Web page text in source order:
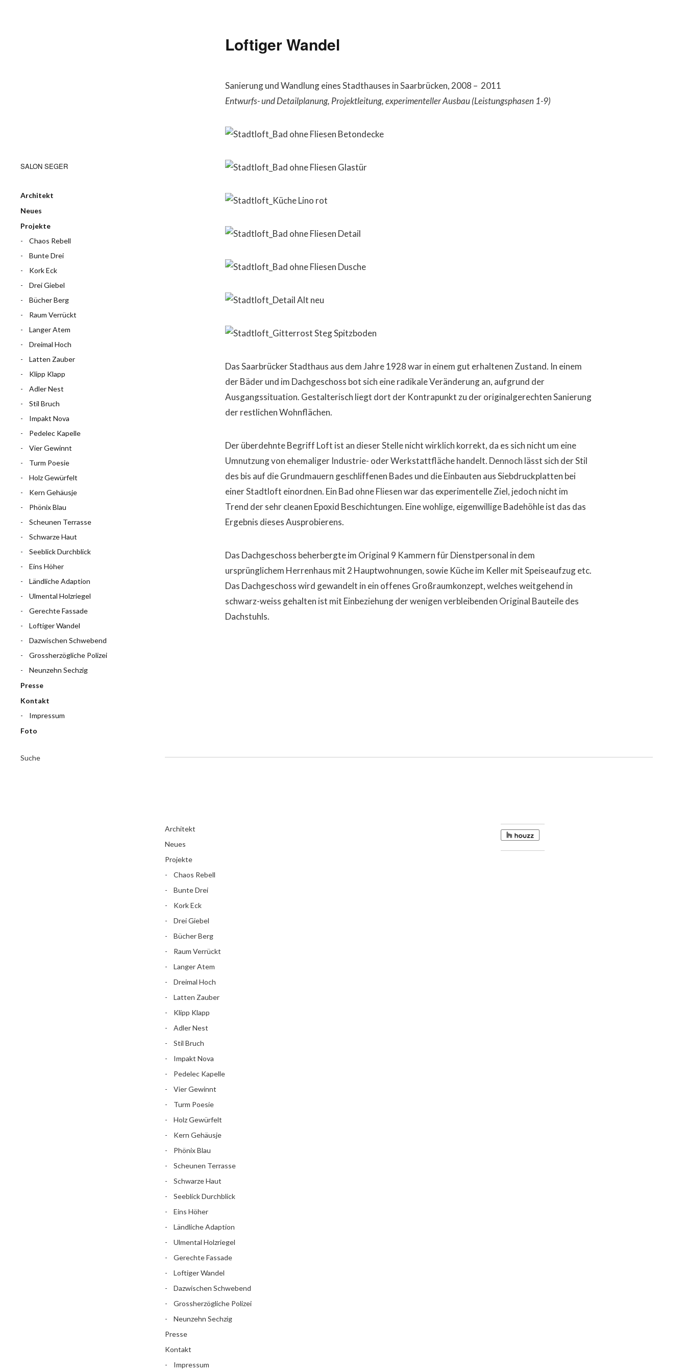
SALON SEGER
Architekt
Neues
Projekte
Chaos Rebell
Bunte Drei
Kork Eck
Drei Giebel
Bücher Berg
Raum Verrückt
Langer Atem
Dreimal Hoch
Latten Zauber
Klipp Klapp
Adler Nest
Stil Bruch
Impakt Nova
Pedelec Kapelle
Vier Gewinnt
Turm Poesie
Holz Gewürfelt
Kern Gehäusje
Phönix Blau
Scheunen Terrasse
Schwarze Haut
Seeblick Durchblick
Eins Höher
Ländliche Adaption
Ulmental Holzriegel
Gerechte Fassade
Loftiger Wandel
Dazwischen Schwebend
Grossherzögliche Polizei
Neunzehn Sechzig
Presse
Kontakt
Impressum
Foto
Suche
Loftiger Wandel
Sanierung und Wandlung eines Stadthauses in Saarbrücken, 2008 – 2011
Entwurfs- und Detailplanung, Projektleitung, experimenteller Ausbau (Leistungsphasen 1-9)
Das Saarbrücker Stadthaus aus dem Jahre 1928 war in einem gut erhaltenen Zustand. In einem
der Bäder und im Dachgeschoss bot sich eine radikale Veränderung an, aufgrund der
Ausgangssituation. Gestalterisch liegt dort der Kontrapunkt zu der originalgerechten Sanierung
der restlichen Wohnflächen.
Der überdehnte Begriff Loft ist an dieser Stelle nicht wirklich korrekt, da es sich nicht um eine
Umnutzung von ehemaliger Industrie- oder Werkstattfläche handelt. Dennoch lässt sich der Stil
des bis auf die Grundmauern geschliffenen Bades und die Einbauten aus Siebdruckplatten bei
einer Stadtloft einordnen. Ein Bad ohne Fliesen war das experimentelle Ziel, jedoch nicht im
Trend der sehr cleanen Epoxid Beschichtungen. Eine wohlige, eigenwillige Badehöhle ist das das
Ergebnis dieses Ausprobierens.
Das Dachgeschoss beherbergte im Original 9 Kammern für Dienstpersonal in dem
ursprünglichem Herrenhaus mit 2 Hauptwohnungen, sowie Küche im Keller mit Speiseaufzug etc.
Das Dachgeschoss wird gewandelt in ein offenes Großraumkonzept, welches weitgehend in
schwarz-weiss gehalten ist mit Einbeziehung der wenigen verbleibenden Original Bauteile des
Dachstuhls.
Architekt
Neues
Projekte
Chaos Rebell
Bunte Drei
Kork Eck
Drei Giebel
Bücher Berg
Raum Verrückt
Langer Atem
Dreimal Hoch
Latten Zauber
Klipp Klapp
Adler Nest
Stil Bruch
Impakt Nova
Pedelec Kapelle
Vier Gewinnt
Turm Poesie
Holz Gewürfelt
Kern Gehäusje
Phönix Blau
Scheunen Terrasse
Schwarze Haut
Seeblick Durchblick
Eins Höher
Ländliche Adaption
Ulmental Holzriegel
Gerechte Fassade
Loftiger Wandel
Dazwischen Schwebend
Grossherzögliche Polizei
Neunzehn Sechzig
Presse
Kontakt
Impressum